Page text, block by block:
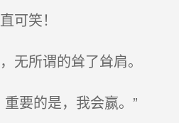
可笑！
所谓的耸了耸肩。
要的是，我会赢。”